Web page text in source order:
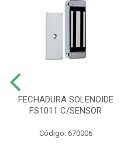
FECHADURA SOLENOIDE
FS1011 C/SENSOR
Código: 670006